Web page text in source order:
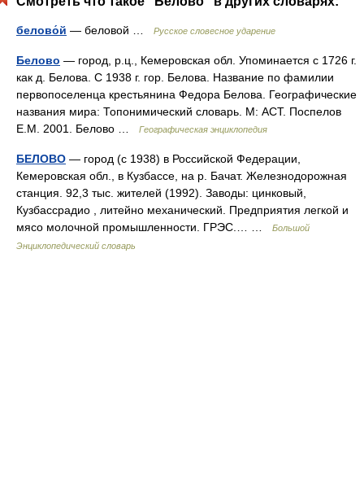
белово́й — беловой … Русское словесное ударение
Белово — город, р.ц., Кемеровская обл. Упоминается с 1726 г.
как д. Белова. С 1938 г. гор. Белова. Название по фамилии
первопоселенца крестьянина Федора Белова. Географические
названия мира: Топонимический словарь. М: АСТ. Поспелов
Е.М. 2001. Белово …
Географическая энциклопедия
БЕЛОВО — город (с 1938) в Российской Федерации,
Кемеровская обл., в Кузбассе, на р. Бачат. Железнодорожная
станция. 92,3 тыс. жителей (1992). Заводы: цинковый,
Кузбассрадио , литейно механический. Предприятия легкой и
мясо молочной промышленности. ГРЭС.… …
Большой
Энциклопедический словарь